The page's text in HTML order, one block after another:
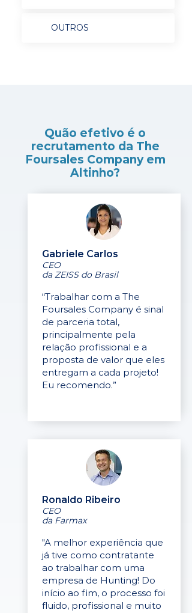
OUTROS
Quão efetivo é o
recrutamento da The
Foursales Company em
Altinho?
Gabriele Carlos
CEO
da ZEISS do Brasil
“Trabalhar com a The
Foursales Company é sinal
de parceria total,
principalmente pela
relação profissional e a
proposta de valor que eles
entregam a cada projeto!
Eu recomendo.”
Ronaldo Ribeiro
CEO
da Farmax
"A melhor experiência que
já tive como contratante
ao trabalhar com uma
empresa de Hunting! Do
início ao fim, o processo foi
fluido, profissional e muito